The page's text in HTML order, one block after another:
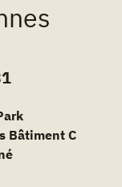
Bâtiment C